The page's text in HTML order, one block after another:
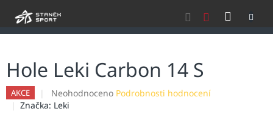
Hole Leki Carbon 14 S
AKCE
Průměrné
hodnocení
Neohodnoceno Podrobnosti hodnocení
Značka: Leki